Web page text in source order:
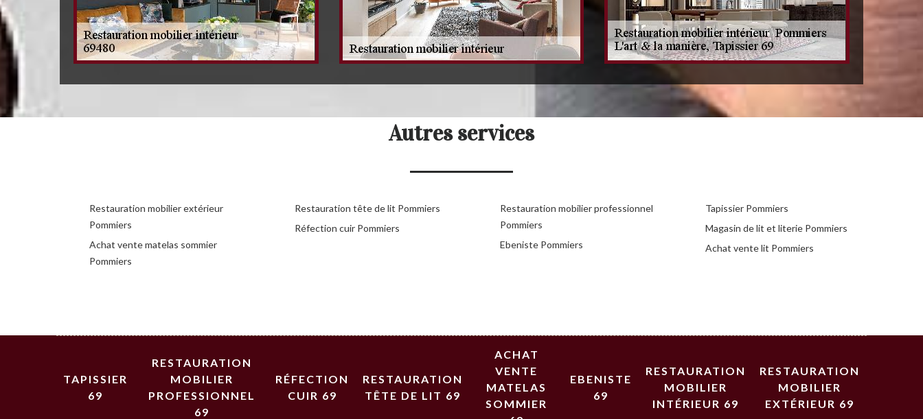
Autres services
Restauration mobilier extérieur
Pommiers
Achat vente matelas sommier
Pommiers
Restauration tête de lit Pommiers
Réfection cuir Pommiers
Restauration mobilier professionnel
Pommiers
Ebeniste Pommiers
Tapissier Pommiers
Magasin de lit et literie Pommiers
Achat vente lit Pommiers
TAPISSIER
69
RESTAURATION
MOBILIER
PROFESSIONNEL
69
RÉFECTION
CUIR 69
RESTAURATION
TÊTE DE LIT 69
ACHAT
VENTE
MATELAS
SOMMIER
EBENISTE
69
RESTAURATION
MOBILIER
INTÉRIEUR 69
RESTAURATION
MOBILIER
EXTÉRIEUR 69